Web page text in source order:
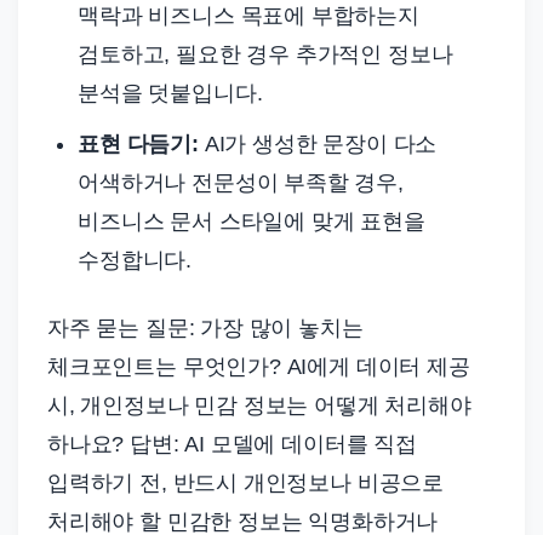
맥락과 비즈니스 목표에 부합하는지
검토하고, 필요한 경우 추가적인 정보나
분석을 덧붙입니다.
표현 다듬기: AI가 생성한 문장이 다소
어색하거나 전문성이 부족할 경우,
비즈니스 문서 스타일에 맞게 표현을
수정합니다.
자주 묻는 질문: 가장 많이 놓치는
체크포인트는 무엇인가? AI에게 데이터 제공
시, 개인정보나 민감 정보는 어떻게 처리해야
하나요? 답변: AI 모델에 데이터를 직접
입력하기 전, 반드시 개인정보나 비공으로
처리해야 할 민감한 정보는 익명화하거나